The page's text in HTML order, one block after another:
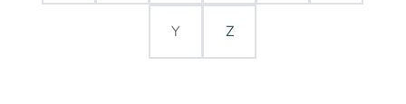
Y Z